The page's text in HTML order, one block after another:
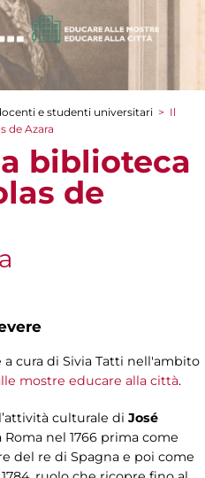
e studenti universitari > Il
de Azara
biblioteca
de
cura di Sivia Tatti nell'ambito
mostre educare alla città.
culturale di José
Roma nel 1766 prima come
del re di Spagna e poi come